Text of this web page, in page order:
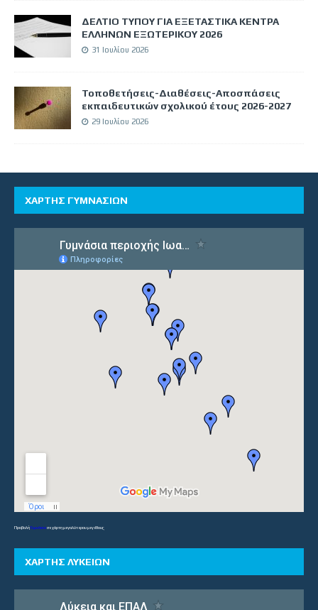
ΔΕΛΤΙΟ ΤΥΠΟΥ ΓΙΑ ΕΞΕΤΑΣΤΙΚΑ ΚΕΝΤΡΑ
ΕΛΛΗΝΩΝ ΕΞΩΤΕΡΙΚΟΥ 2026
31 Ιουλίου 2026
Τοποθετήσεις-Διαθέσεις-Αποσπάσεις
εκπαιδευτικών σχολικού έτους 2026-2027
29 Ιουλίου 2026
ΧΑΡΤΗΣ ΓΥΜΝΑΣΙΩΝ
ΠροβολήΓυμνάσιασε χάρτη μεγαλύτερου μεγέθους
ΧΑΡΤΗΣ ΛΥΚΕΙΩΝ